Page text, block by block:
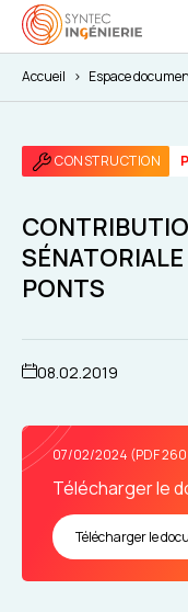
Accueil > Espace
CONSTRUCTION
PONTS
08.02.2019
07/02/2024 (PDF
Télécharger le
Télécharger le